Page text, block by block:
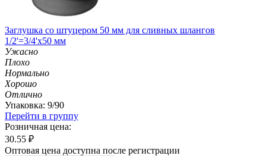
Заглушка со штуцером 50 мм для сливных шлангов
1/2'=3/4'х50 мм
Ужасно
Плохо
Нормально
Хорошо
Отлично
Упаковка: 9/90
Перейти в группу
Розничная цена:
30.55 ₽
Оптовая цена доступна после регистрации